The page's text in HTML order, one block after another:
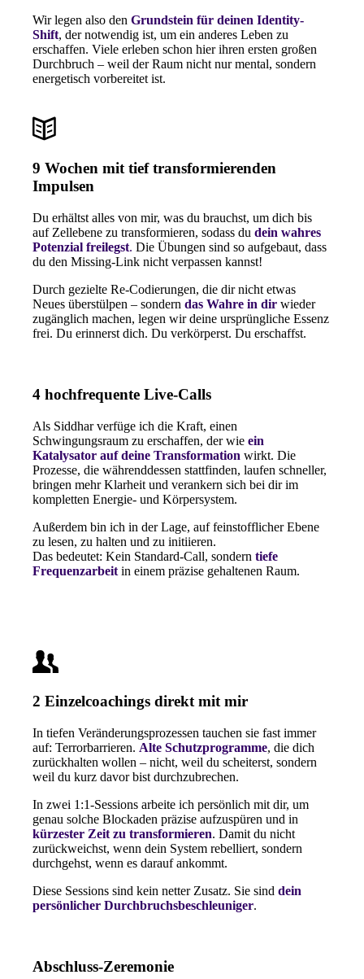
Wir legen also denGrundstein für deinen Identity-
Shift, der notwendig ist, um ein anderes Leben zu
erschaffen. Viele erleben schon hier ihren ersten großen
Durchbruch – weil der Raum nicht nur mental, sondern
energetisch vorbereitet ist.
9 Wochen mit tief transformierenden
Impulsen
Du erhältst alles von mir, was du brauchst, um dich bis
auf Zellebene zu transformieren, sodass dudein wahres
Potenzial freilegst. Die Übungen sind so aufgebaut, dass
du den Missing-Link nicht verpassen kannst!
Durch gezielte Re-Codierungen, die dir nicht etwas
Neues überstülpen – sonderndas Wahre in dir wieder
zugänglich machen, legen wir deine ursprüngliche Essenz
frei. Du erinnerst dich. Du verkörperst. Du erschaffst.
4 hochfrequente Live-Calls
Als Siddhar verfüge ich die Kraft, einen
Schwingungsraum zu erschaffen, der wieein
Katalysator auf deine Transformation wirkt. Die
Prozesse, die währenddessen stattfinden, laufen schneller,
bringen mehr Klarheit und verankern sich bei dir im
kompletten Energie- und Körpersystem.
Außerdem bin ich in der Lage, auf feinstofflicher Ebene
zu lesen, zu halten und zu initiieren.
Das bedeutet: Kein Standard-Call, sonderntiefe
Frequenzarbeit in einem präzise gehaltenen Raum.
2 Einzelcoachings direkt mit mir
In tiefen Veränderungsprozessen tauchen sie fast immer
auf: Terrorbarrieren. Alte Schutzprogramme, die dich
zurückhalten wollen – nicht, weil du scheiterst, sondern
weil du kurz davor bist durchzubrechen.
In zwei 1:1-Sessions arbeite ich persönlich mit dir, um
genau solche Blockaden präzise aufzuspüren und in
kürzester Zeit zu transformieren. Damit du nicht
zurückweichst, wenn dein System rebelliert, sondern
durchgehst, wenn es darauf ankommt.
Diese Sessions sind kein netter Zusatz. Sie sinddein
persönlicher Durchbruchsbeschleuniger.
Abschluss-Zeremonie